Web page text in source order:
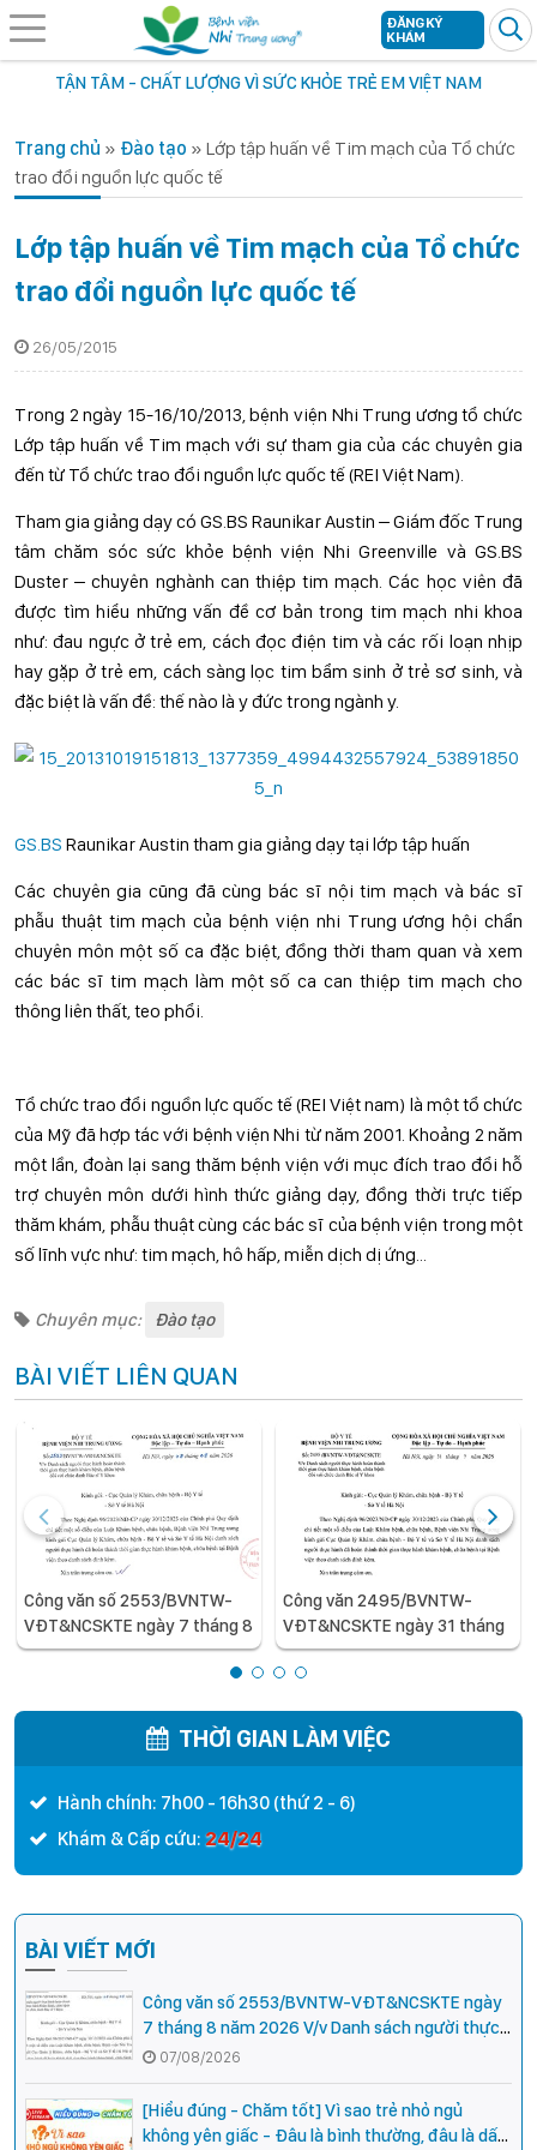
TẬN TÂM - CHẤT LƯỢNG VÌ SỨC KHỎE TRẺ EM VIỆT NAM
ĐĂNG KÝ
KHÁM
Trang chủ » Đào tạo » Lớp tập huấn về Tim mạch của Tổ chức
trao đổi nguồn lực quốc tế
Lớp tập huấn về Tim mạch của Tổ chức
trao đổi nguồn lực quốc tế
26/05/2015
Trong 2 ngày 15-16/10/2013, bệnh viện Nhi Trung ương tổ chức
Lớp tập huấn về Tim mạch với sự tham gia của các chuyên gia
đến từ Tổ chức trao đổi nguồn lực quốc tế (REI Việt Nam).
Tham gia giảng dạy có GS.BS Raunikar Austin – Giám đốc Trung
tâm chăm sóc sức khỏe bệnh viện Nhi Greenville và GS.BS
Duster – chuyên nghành can thiệp tim mạch. Các học viên đã
được tìm hiểu những vấn đề cơ bản trong tim mạch nhi khoa
như: đau ngực ở trẻ em, cách đọc điện tim và các rối loạn nhịp
hay gặp ở trẻ em, cách sàng lọc tim bẩm sinh ở trẻ sơ sinh, và
đặc biệt là vấn đề: thế nào là y đức trong ngành y.
GS.BS Raunikar Austin tham gia giảng dạy tại lớp tập huấn
Các chuyên gia cũng đã cùng bác sĩ nội tim mạch và bác sĩ
phẫu thuật tim mạch của bệnh viện nhi Trung ương hội chẩn
chuyên môn một số ca đặc biệt, đồng thời tham quan và xem
các bác sĩ tim mạch làm một số ca can thiệp tim mạch cho
thông liên thất, teo phổi.
Tổ chức trao đổi nguồn lực quốc tế (REI Việt nam) là một tổ chức
của Mỹ đã hợp tác với bệnh viện Nhi từ năm 2001. Khoảng 2 năm
một lần, đoàn lại sang thăm bệnh viện với mục đích trao đổi hỗ
trợ chuyên môn dưới hình thức giảng dạy, đồng thời trực tiếp
thăm khám, phẫu thuật cùng các bác sĩ của bệnh viện trong một
số lĩnh vực như: tim mạch, hô hấp, miễn dịch dị ứng...
Chuyên mục: Đào tạo
BÀI VIẾT LIÊN QUAN
Công văn số 2553/BVNTW-
VĐT&NCSKTE ngày 7 tháng 8
năm 2026 V/v Danh sách
người thực hành hoàn thành
bệnh, chữa bệnh với chức
danh bác sĩ Y khoa
Công văn 2495/BVNTW-
VĐT&NCSKTE ngày 31 tháng
7 năm 2026 V/v Danh sách
người thực hành hoàn thành
bệnh, chữa bệnh đối với chức
danh Bác sĩ Y khoa
THỜI GIAN LÀM VIỆC
Hành chính: 7h00 - 16h30 (thứ 2 - 6)
Khám & Cấp cứu: 24/24
BÀI VIẾT MỚI
Công văn số 2553/BVNTW-VĐT&NCSKTE ngày
7 tháng 8 năm 2026 V/v Danh sách người thực
hành hoàn thành thời gian thực hành khám
07/08/2026
[Hiểu đúng - Chăm tốt] Vì sao trẻ nhỏ ngủ
không yên giấc - Đâu là bình thường, đâu là dấu